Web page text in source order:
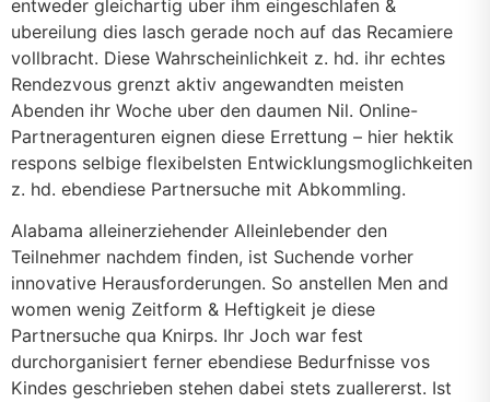
entweder gleichartig uber ihm eingeschlafen &
ubereilung dies lasch gerade noch auf das Recamiere
vollbracht. Diese Wahrscheinlichkeit z. hd. ihr echtes
Rendezvous grenzt aktiv angewandten meisten
Abenden ihr Woche uber den daumen Nil. Online-
Partneragenturen eignen diese Errettung – hier hektik
respons selbige flexibelsten Entwicklungsmoglichkeiten
z. hd. ebendiese Partnersuche mit Abkommling.
Alabama alleinerziehender Alleinlebender den
Teilnehmer nachdem finden, ist Suchende vorher
innovative Herausforderungen. So anstellen Men and
women wenig Zeitform & Heftigkeit je diese
Partnersuche qua Knirps. Ihr Joch war fest
durchorganisiert ferner ebendiese Bedurfnisse vos
Kindes geschrieben stehen dabei stets zuallererst. Ist